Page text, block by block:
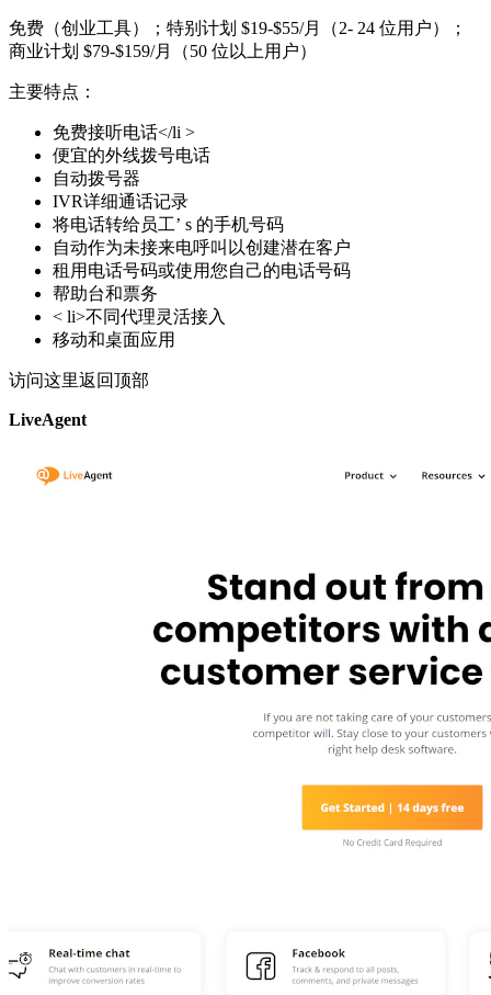
免费（创业工具）；特别计划 $19-$55/月（2- 24 位用户）；
商业计划 $79-$159/月（50 位以上用户）
主要特点：
免费接听电话</li >
便宜的外线拨号电话
自动拨号器
IVR详细通话记录
将电话转给员工’ s 的手机号码
自动作为未接来电呼叫以创建潜在客户
租用电话号码或使用您自己的电话号码
帮助台和票务
< li>不同代理灵活接入
移动和桌面应用
访问这里返回顶部
LiveAgent